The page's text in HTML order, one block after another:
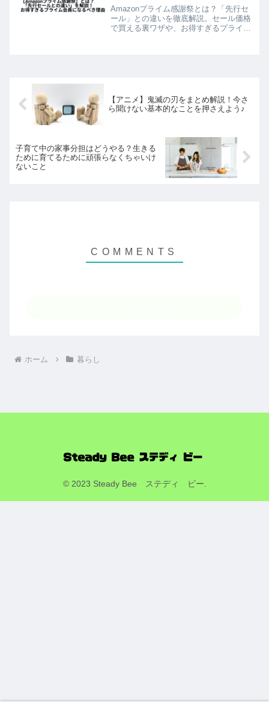
ム会員になるべき理由
Amazonプライム感謝祭とは？「先行セ
ール」との違いを徹底解説。セール価格
で買える裏ワザや、お得すぎるプライム
【アニメ】鬼滅の刃をまとめ解説！今さ
ら聞けない基本的なことを押さえよう♪
子育て中の家事分担はどうやる？生きる
ために育てるために頑張らなくちゃいけ
ないこと
ホーム 暮らし
© 2023 Steady Bee ステディ ビー.